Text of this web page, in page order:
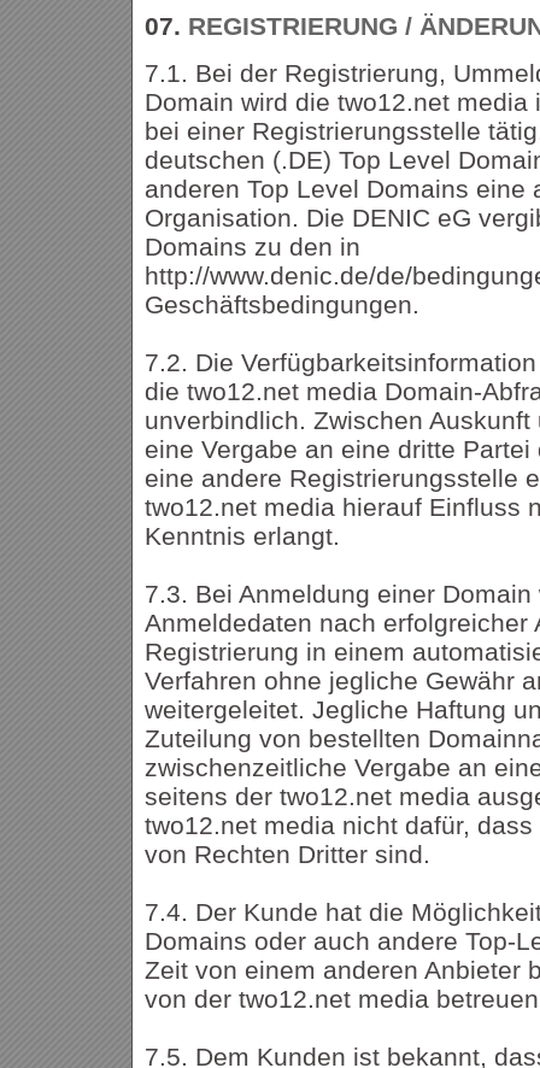
07. REGISTRIERUNG /
7.1. Bei der Registrierung,
Domain wird die two12.net media
bei einer Registrierungsstelle
deutschen (.DE) Top Level
anderen Top Level Domains eine
Organisation. Die DENIC eG
Domains zu den in
http://www.denic.de/de/
Geschäftsbedingungen.
7.2. Die
die two12.net media Domain-
unverbindlich. Zwischen
eine Vergabe an eine dritte
eine andere Registrierungsstelle
two12.net media hierauf Einfluss
Kenntnis erlangt.
7.3. Bei Anmeldung einer Domain
Anmeldedaten nach erfolgreicher
Registrierung in einem
Verfahren ohne jegliche Gewähr
weitergeleitet. Jegliche Haftung
Zuteilung von bestellten
zwischenzeitliche Vergabe an
seitens der two12.net media
two12.net media nicht dafür,
von Rechten Dritter sind.
7.4. Der Kunde hat die
Domains oder auch andere Top-
Zeit von einem anderen Anbieter
von der two12.net media
7.5. Dem Kunden ist bekannt,